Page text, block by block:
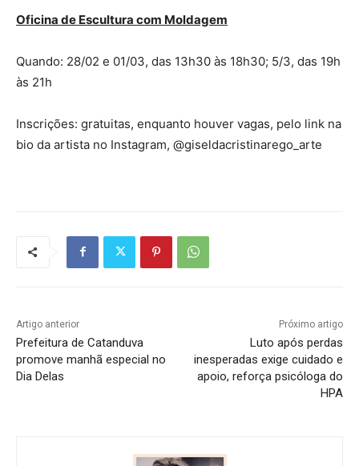
Oficina de Escultura com Moldagem
Quando: 28/02 e 01/03, das 13h30 às 18h30; 5/3, das 19h
às 21h
Inscrições: gratuitas, enquanto houver vagas, pelo link na
bio da artista no Instagram, @giseldacristinarego_arte
Artigo anterior
Prefeitura de Catanduva
promove manhã especial no
Dia Delas
Próximo artigo
Luto após perdas
inesperadas exige cuidado e
apoio, reforça psicóloga do
HPA